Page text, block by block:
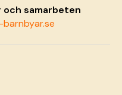
samarbeten